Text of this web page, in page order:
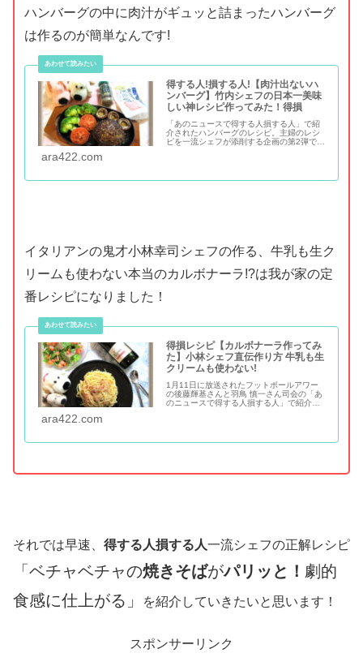
ハンバーグの中に肉汁がギュッと詰まったハンバーグ
は作るのが簡単なんです!
得する人!損する人!【肉汁出ないハ
ンバーグ】竹内シェフの日本一美味
しい神レシピ作ってみた！得損
「あのニュースで得する人損する人」で紹
介されたハンバーグのレシピ。主婦のレシ
ピを一流シェフが添削する企画の第2弾で、
ara422.com
イタリアンの鬼才小林幸司シェフの作る、牛乳も生ク
リームも使わない本当のカルボナーラ!?は我が家の定
番レシピになりました！
得損レシピ【カルボナーラ作ってみ
た】小林シェフ直伝作り方 牛乳も生
クリームも使わない!
1月11日に放送されたフットボールアワー
の後藤輝基さんと羽鳥 慎一さん司会の「あ
のニュースで得する人損する人」で紹介さ
ara422.com
それでは早速、 得する人損する人一流シェフの正解レシピ
「ベチャベチャの焼きそばがパリッと！ 劇的
食感に仕上がる」
を紹介していきたいと思います！
スポンサーリンク